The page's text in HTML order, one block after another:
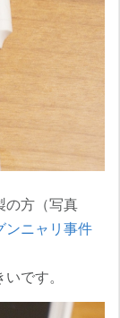
の方（写真
ンニャリ事件
です。